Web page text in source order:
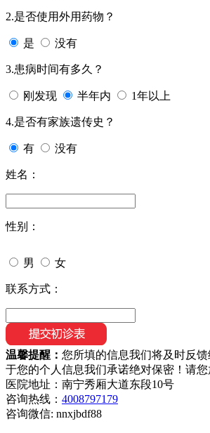
2.是否使用外用药物？
是 没有
3.患病时间有多久？
刚发现 半年内 1年以上
4.是否有家族遗传史？
有 没有
姓名：
性别：
男 女
联系方式：
温馨提醒： 您所填的信息我们将及时反
于您的个人信息我们承诺绝对保密！请
医院地址：南宁秀厢大道东段10号
咨询热线： 4008797179
咨询微信: nnxjbdf88